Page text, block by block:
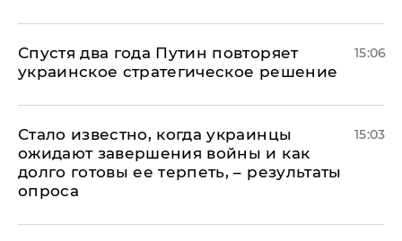
Спустя два года Путин повторяет
украинское стратегическое решение
15:06
Стало известно, когда украинцы
ожидают завершения войны и как
долго готовы ее терпеть, – результаты
опроса
15:03